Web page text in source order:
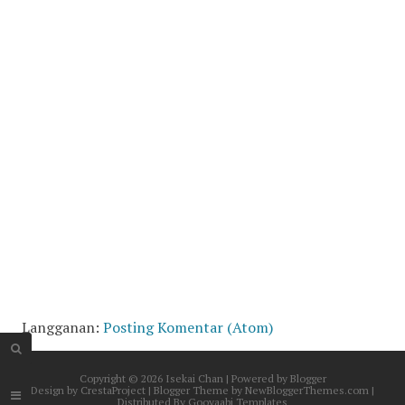
Langganan: Posting Komentar (Atom)
Copyright © 2026 Isekai Chan | Powered by Blogger
Design by CrestaProject | Blogger Theme by NewBloggerThemes.com |
Distributed By Gooyaabi Templates